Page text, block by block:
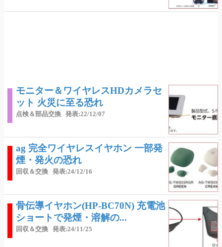
モニター＆ワイヤレスHDカメラセ
ット 火災に至る恐れ
点検＆部品交換 発表:22/12/07
ag 完全ワイヤレスイヤホン 一部発
煙・発火の恐れ
回収＆交換 発表:24/12/16
骨伝導イヤホン(HP-BC70N) 充電池
ショートで発煙・溶解の...
回収＆交換 発表:24/11/25